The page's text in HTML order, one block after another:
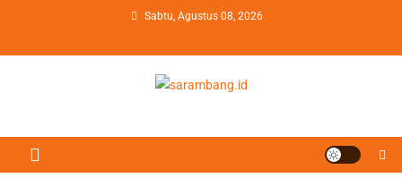
content
Sabtu, Agustus 08, 2026